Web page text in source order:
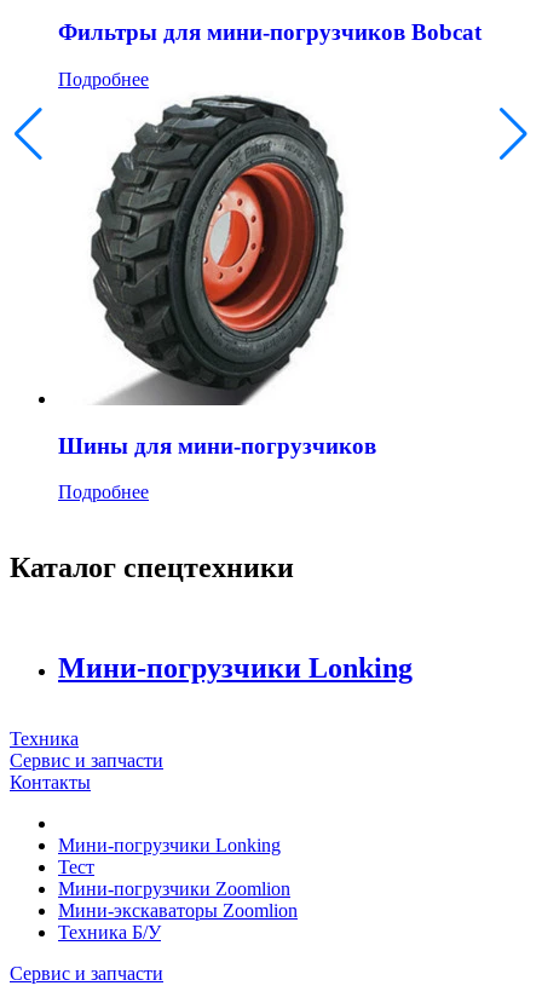
Фильтры для мини-погрузчиков Bobcat
Подробнее
Шины для мини-погрузчиков
Подробнее
Каталог спецтехники
Мини-погрузчики Lonking
Техника
Сервис и запчасти
Контакты
Мини-погрузчики Lonking
Тест
Мини-погрузчики Zoomlion
Мини-экскаваторы Zoomlion
Техника Б/У
Сервис и запчасти